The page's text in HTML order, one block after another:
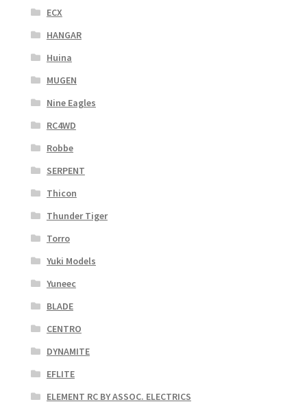
ECX
HANGAR
Huina
MUGEN
Nine Eagles
RC4WD
Robbe
SERPENT
Thicon
Thunder Tiger
Torro
Yuki Models
Yuneec
BLADE
CENTRO
DYNAMITE
EFLITE
ELEMENT RC BY ASSOC. ELECTRICS